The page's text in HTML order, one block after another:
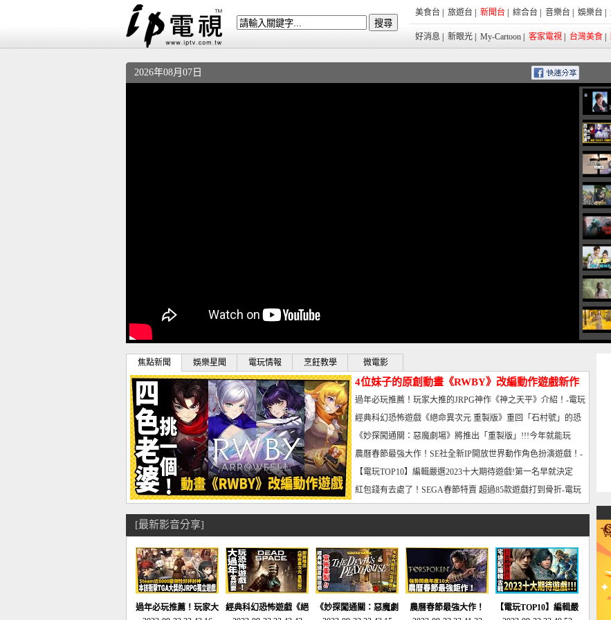
美食台 旅遊台 新聞台 綜合台 音樂台 娛樂台
好消息 新眼光 My-Cartoon 客家電視 台灣美食
2026年08月07日
焦點新聞 娛樂星聞 電玩情報 烹飪教學 微電影
4位妹子的原創動畫《RWBY》改編動作遊戲新作
曝光_電玩宅速配20221102
過年必玩推薦！玩家大推的JRPG神作《神之天平》介紹！-電玩
宅速配20230126
經典科幻恐怖遊戲《絕命異次元 重製版》重回「石村號」的恐
懼體驗-電玩宅速配20230125
《妙探闖通關：惡魔劇場》將推出「重製版」!!!今年就能玩
到!!-電玩宅速配20230124
農曆春節最強大作！SE社全新IP開放世界動作角色扮演遊戲！-
電玩宅速配20230123
【電玩TOP10】編輯嚴選2023十大期待遊戲!第一名早就決定
了，封面圖直接雷你!-電玩宅速配20230120
紅包錢有去處了！SEGA春節特賣 超過85款遊戲打到骨折-電玩
宅速配20230119
[最新影音分享]
過年必玩推薦！玩家大
經典科幻恐怖遊戲《絕
《妙探闖通關：惡魔劇
農曆春節最強大作！
【電玩TOP10】編輯嚴